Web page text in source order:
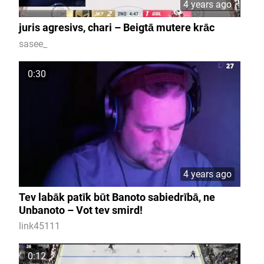
4 years ago
juris agresivs, chari – Beigtā mutere krāc
sasee_
0:30
4 years ago
Tev labāk patīk būt Banoto sabiedrībā, ne
Unbanoto – Vot tev smird!
link45111
0:12